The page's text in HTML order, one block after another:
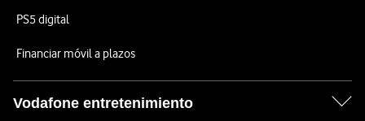
PS5 digital
Financiar móvil a plazos
Vodafone entretenimiento